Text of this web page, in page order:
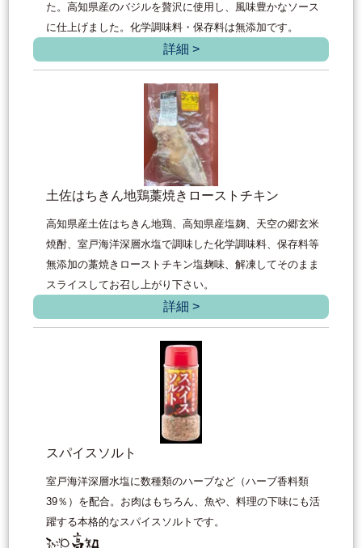
た。高知県産のバジルを贅沢に使用し、風味豊かなソース
に仕上げました。化学調味料・保存料は無添加です。
詳細 >
土佐はちきん地鶏藁焼きローストチキン
高知県産土佐はちきん地鶏、高知県産塩麹、天空の郷玄米
焼酎、室戸海洋深層水塩で調味した化学調味料、保存料等
無添加の藁焼きローストチキン塩麹味、解凍してそのまま
スライスしてお召し上がり下さい。
詳細 >
スパイスソルト
室戸海洋深層水塩に数種類のハーブなど（ハーブ香料類
39％）を配合。お肉はもちろん、魚や、料理の下味にも活
躍する本格的なスパイスソルトです。